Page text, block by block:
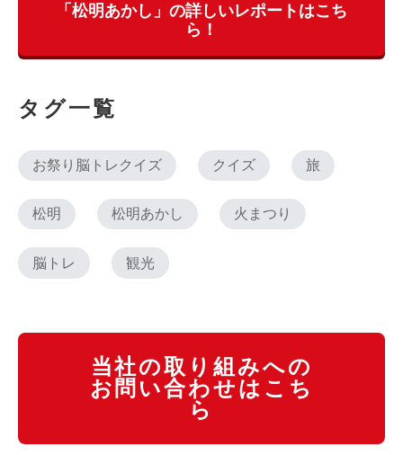
「松明あかし」の詳しいレポートはこち
ら！
タグ一覧
お祭り脳トレクイズ クイズ 旅
松明 松明あかし 火まつり
脳トレ 観光
当社の取り組みへの
お問い合わせはこち
ら